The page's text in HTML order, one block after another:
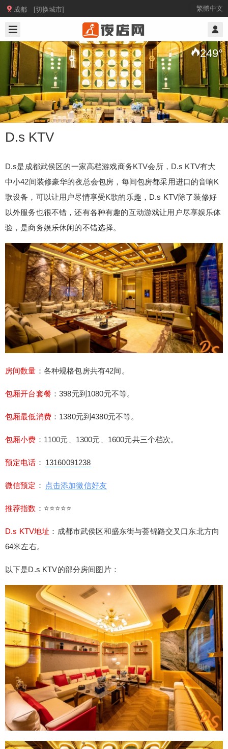
成都 [切换城市] 繁體中文
249°
D.s KTV
D.s是成都武侯区的一家高档游戏商务KTV会所，D.s KTV有大
中小42间装修豪华的夜总会包房，每间包房都采用进口的音响K
歌设备，可以让用户尽情享受K歌的乐趣， D.s KTV除了装修好
以外服务也很不错，还有各种有趣的互动游戏让用户尽享娱乐体
验， 是商务娱乐休闲的不错选择。
房间数量 ：各种规格包房共有42间。
包厢开台套餐 ：398元到1080元不等。
包厢最低消费：1380元到4380元不等。
包厢小费 ：1100元、 1300元 1600元共三个档次。
预定电话 ： 13160091238
微信预定 ： 点击添加微信好友
推荐指数 ：⭐⭐⭐⭐⭐
D.s KTV地址 ： 成都市武侯区和盛东街与荟锦路交叉口东北方向
64米左右。
以下是D.s KTV的部分房间图片：
@ 成都夜店网 2025/8/05
D.s KTV
D.s是成都武侯区的一家高档游戏商务KTV会所，D.
s KTV有大中小42间装修豪华的夜总会包房，每间
包房都采用进口的音响K歌设备，可以让用户尽情享
受K歌的乐趣，D.s KTV除了装修好以外服务也很不
错，还有各种有趣的互动游戏让用户尽享娱乐体
验，是商务娱乐休闲的不错选择。 房间数量：各种
规格包房共有42间。 包厢开台套餐：398元到1080
元不等。 包厢最低消费：1380元到4380元不等。
包厢小费：1100元、1300元、1600元共三个档次。
预定电话：13160091238 微信预定：点击添加微信
好友 推荐指数：⭐⭐⭐⭐⭐ D.s KTV地址：成都市武
以下是D.s KTV的部分房间图片：
扫描二维码继续阅读